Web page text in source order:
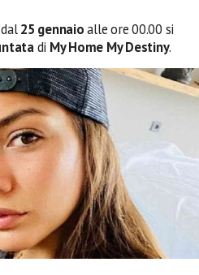
25 gennaioalle ore 00.00 si
di My Home My Destiny.